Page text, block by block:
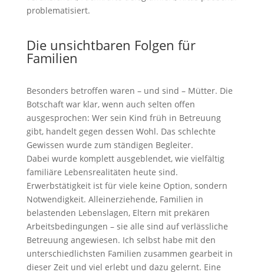
problematisiert.
Die unsichtbaren Folgen für
Familien
Besonders betroffen waren – und sind – Mütter. Die
Botschaft war klar, wenn auch selten offen
ausgesprochen: Wer sein Kind früh in Betreuung
gibt, handelt gegen dessen Wohl. Das schlechte
Gewissen wurde zum ständigen Begleiter.
Dabei wurde komplett ausgeblendet, wie vielfältig
familiäre Lebensrealitäten heute sind.
Erwerbstätigkeit ist für viele keine Option, sondern
Notwendigkeit. Alleinerziehende, Familien in
belastenden Lebenslagen, Eltern mit prekären
Arbeitsbedingungen – sie alle sind auf verlässliche
Betreuung angewiesen. Ich selbst habe mit den
unterschiedlichsten Familien zusammen gearbeit in
dieser Zeit und viel erlebt und dazu gelernt. Eine